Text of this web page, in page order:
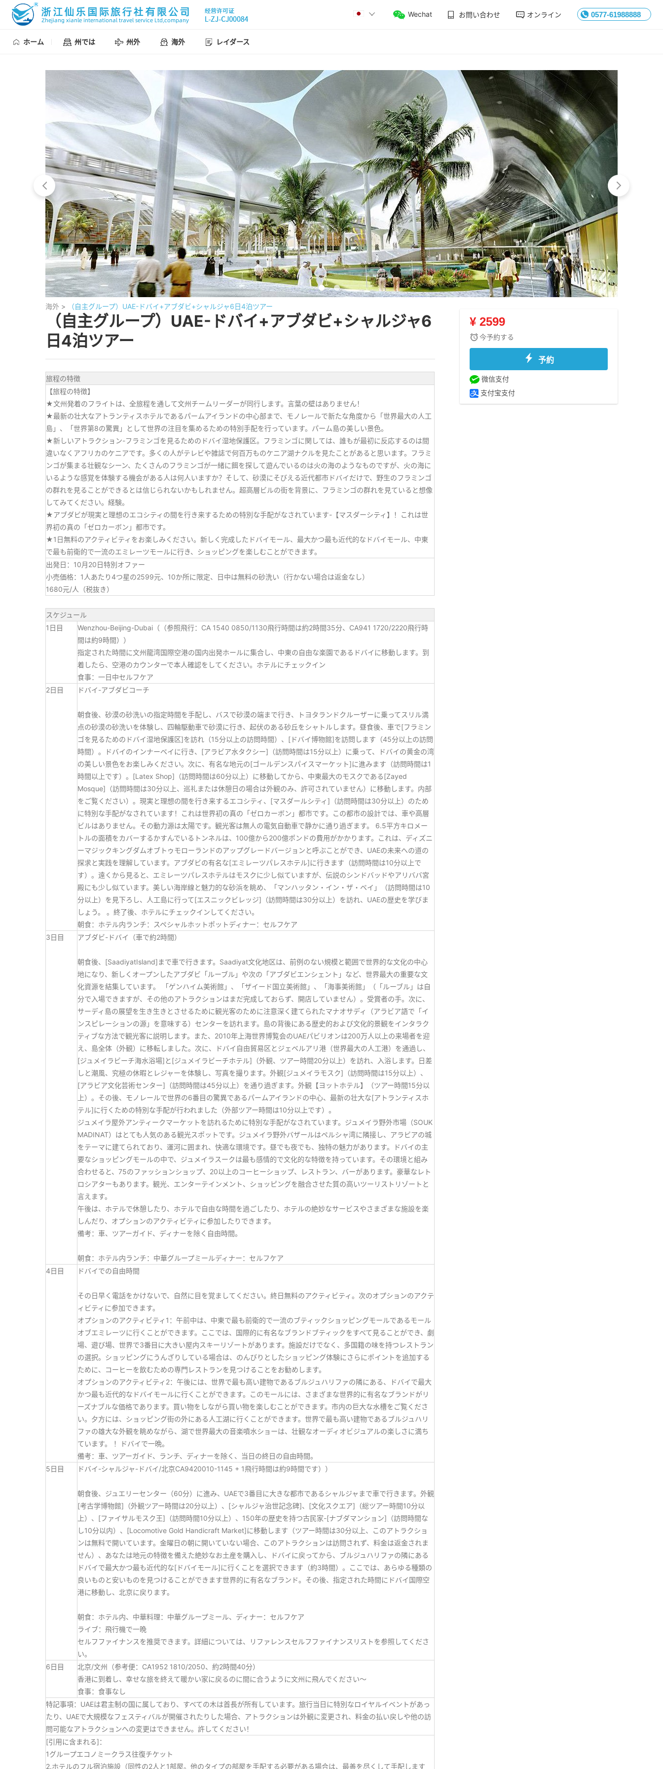
Wechat お問い合わせ オンライン 0577-61988888
ホーム 州では 州外 海外 レイダース
海外 > （自主グループ）UAE-ドバイ+アブダビ+シャルジャ6日4泊ツアー
（自主グループ）UAE-ドバイ+アブダビ+シャルジャ6
日4泊ツアー
旅程の特徴
【旅程の特徴】
★文州発着のフライトは、全旅程を通して文州チームリーダーが同行します。言葉の壁はありません！
★最新の壮大なアトランティスホテルであるパームアイランドの中心部まで、モノレールで新たな角度から「世界最大の人工
島」、「世界第8の驚異」として世界の注目を集めるための特別手配を行っています。パーム島の美しい景色。
★新しいアトラクション-フラミンゴを見るためのドバイ湿地保護区。フラミンゴに関しては、誰もが最初に反応するのは間
違いなくアフリカのケニアです。多くの人がテレビや雑誌で何百万ものケニア湖ナクルを見たことがあると思います。フラミ
ンゴが集まる壮観なシーン、たくさんのフラミンゴが一緒に餌を探して遊んでいるのは火の海のようなものですが、火の海に
いるような感覚を体験する機会がある人は何人いますか？そして、砂漠にそびえる近代都市ドバイだけで、野生のフラミンゴ
の群れを見ることができるとは信じられないかもしれません。超高層ビルの街を背景に、フラミンゴの群れを見ていると想像
してみてください。経験。
★アブダビが現実と理想のエコシティの間を行き来するための特別な手配がなされています-【マスダーシティ】！これは世
界初の真の「ゼロカーボン」都市です。
★1日無料のアクティビティをお楽しみください。新しく完成したドバイモール、最大かつ最も近代的なドバイモール、中東
で最も前衛的で一流のエミレーツモールに行き、ショッピングを楽しむことができます。
出発日：10月20日特別オファー
小売価格：1人あたり4つ星の2599元、10か所に限定、日中は無料の砂洗い（行かない場合は返金なし）
1680元/人（税抜き）
スケジュール
1日目
Wenzhou-Beijing-Dubai（（参照飛行：CA 1540 0850/1130飛行時間は約2時間35分、CA941 1720/2220飛行時
間は約9時間））
指定された時間に文州龍湾国際空港の国内出発ホールに集合し、中東の自由な楽園であるドバイに移動します。到
着したら、空港のカウンターで本人確認をしてください。ホテルにチェックイン
食事：一日中セルフケア
2日目
ドバイ-アブダビコーチ
朝食後、砂漠の砂洗いの指定時間を手配し、バスで砂漠の端まで行き、トヨタランドクルーザーに乗ってスリル満
点の砂漠の砂洗いを体験し、四輪駆動車で砂漠に行き、起伏のある砂丘をシャトルします。昼食後、車で[フラミン
ゴを見るためのドバイ湿地保護区]を訪れ（15分以上の訪問時間）、[ドバイ博物館]を訪問します（45分以上の訪問
時間）。ドバイのインナーベイに行き、[アラビア水タクシー]（訪問時間は15分以上）に乗って、ドバイの黄金の湾
の美しい景色をお楽しみください。次に、有名な地元の[ゴールデンスパイスマーケット]に進みます（訪問時間は1
時間以上です）。[Latex Shop]（訪問時間は60分以上）に移動してから、中東最大のモスクである[Zayed
Mosque]（訪問時間は30分以上、巡礼または休憩日の場合は外観のみ、許可されていません）に移動します。内部
をご覧ください）。現実と理想の間を行き来するエコシティ、[マスダールシティ]（訪問時間は30分以上）のため
に特別な手配がなされています！これは世界初の真の「ゼロカーボン」都市です。この都市の設計では、車や高層
ビルはありません。その動力源は太陽です。観光客は無人の電気自動車で静かに通り過ぎます。 6.5平方キロメー
トルの面積をカバーするかすんでいるトンネルは、100億から200億ポンドの費用がかかります。これは、ディズニ
ーマジックキングダムオブトゥモローランドのアップグレードバージョンと呼ぶことができ、UAEの未来への道の
探求と実践を理解しています。アブダビの有名な[エミレーツパレスホテル]に行きます（訪問時間は10分以上で
す）。遠くから見ると、エミレーツパレスホテルはモスクに少し似ていますが、伝説のシンドバッドやアリババ宮
殿にも少し似ています。美しい海岸線と魅力的な砂浜を眺め、「マンハッタン・イン・ザ・ベイ」（訪問時間は10
分以上）を見下ろし、人工島に行って[エスニックビレッジ]（訪問時間は30分以上）を訪れ、UAEの歴史を学びま
しょう。 。終了後、ホテルにチェックインしてください。
朝食：ホテル内ランチ：スペシャルホットポットディナー：セルフケア
3日目
アブダビ-ドバイ（車で約2時間）
朝食後、[SaadiyatIsland]まで車で行きます。Saadiyat文化地区は、前例のない規模と範囲で世界的な文化の中心
地になり、新しくオープンしたアブダビ「ルーブル」や次の「アブダビエンシェント」など、世界最大の重要な文
化資源を結集しています。 「ゲンハイム美術館」、「ザイード国立美術館」、「海事美術館」（「ルーブル」は自
分で入場できますが、その他のアトラクションはまだ完成しておらず、開店していません）。受賞者の手。次に、
サーディ島の展望を生き生きとさせるために観光客のために注意深く建てられたマナオサディ（アラビア語で「イ
ンスピレーションの源」を意味する）センターを訪れます。島の背後にある歴史的および文化的景観をインタラク
ティブな方法で観光客に説明します。また、2010年上海世界博覧会のUAEパビリオンは200万人以上の来場者を迎
え、島全体（外観）に移転しました。次に、ドバイ自由貿易区とジェベルアリ港（世界最大の人工港）を通過し、
[ジュメイラビーチ海水浴場]と[ジュメイラビーチホテル]（外観、ツアー時間20分以上）を訪れ、入浴します。日差
しと潮風、究極の休暇とレジャーを体験し、写真を撮ります。外観[ジュメイラモスク]（訪問時間は15分以上）、
[アラビア文化芸術センター]（訪問時間は45分以上）を通り過ぎます。外観【ヨットホテル】（ツアー時間15分以
上）。その後、モノレールで世界の6番目の驚異であるパームアイランドの中心、最新の壮大な[アトランティスホ
テル]に行くための特別な手配が行われました（外部ツアー時間は10分以上です）。
ジュメイラ屋外アンティークマーケットを訪れるために特別な手配がなされています。ジュメイラ野外市場（SOUK
MADINAT）はとても人気のある観光スポットです。ジュメイラ野外バザールはペルシャ湾に隣接し、アラビアの城
をテーマに建てられており、運河に囲まれ、快適な環境です。昼でも夜でも、独特の魅力があります。ドバイの主
要なショッピングモールの中で、ジュメイラスークは最も感情的で文化的な特徴を持っています。その環境と組み
合わせると、75のファッションショップ、20以上のコーヒーショップ、レストラン、バーがあります。豪華なレト
ロシアターもあります。観光、エンターテインメント、ショッピングを融合させた質の高いツーリストリゾートと
言えます。
午後は、ホテルで休憩したり、ホテルで自由な時間を過ごしたり、ホテルの絶妙なサービスやさまざまな施設を楽
しんだり、オプションのアクティビティに参加したりできます。
備考：車、ツアーガイド、ディナーを除く自由時間。
朝食：ホテル内ランチ：中華グループミールディナー：セルフケア
4日目
ドバイでの自由時間
その日早く電話をかけないで、自然に目を覚ましてください。終日無料のアクティビティ。次のオプションのアクテ
ィビティに参加できます。
オプションのアクティビティ1：午前中は、中東で最も前衛的で一流のブティックショッピングモールであるモール
オブエミレーツに行くことができます。ここでは、国際的に有名なブランドブティックをすべて見ることができ、劇
場、遊び場、世界で3番目に大きい屋内スキーリゾートがあります。施設だけでなく、多国籍の味を持つレストラン
の選択。ショッピングにうんざりしている場合は、のんびりとしたショッピング体験にさらにポイントを追加する
ために、コーヒーを飲むための専門レストランを見つけることをお勧めします。
オプションのアクティビティ2：午後には、世界で最も高い建物であるブルジュハリファの隣にある、ドバイで最大
かつ最も近代的なドバイモールに行くことができます。このモールには、さまざまな世界的に有名なブランドがリ
ーズナブルな価格であります。買い物をしながら買い物を楽しむことができます。市内の巨大な水槽をご覧くださ
い。夕方には、ショッピング街の外にある人工湖に行くことができます。世界で最も高い建物であるブルジュハリ
ファの雄大な外観を眺めながら、湖で世界最大の音楽噴水ショーは、壮観なオーディオビジュアルの楽しさに満ち
ています。 ！ドバイで一晩。
備考：車、ツアーガイド、ランチ、ディナーを除く、当日の終日の自由時間。
5日目
ドバイ-シャルジャ-ドバイ/北京CA9420010-1145 + 1飛行時間は約9時間です））
朝食後、ジュエリーセンター（60分）に進み、UAEで3番目に大きな都市であるシャルジャまで車で行きます。外観
[考古学博物館]（外観ツアー時間は20分以上）、[シャルジャ治世記念碑]、[文化スクエア]（総ツアー時間10分以
上）、[ファイサルモスク王]（訪問時間10分以上）、150年の歴史を持つ古民家-[ナブダマンション]（訪問時間な
し10分以内）、[Locomotive Gold Handicraft Market]に移動します（ツアー時間は30分以上、このアトラクショ
ンは無料で開いています。金曜日の朝に開いていない場合、このアトラクションは訪問されず、料金は返金されま
せん）、あなたは地元の特徴を備えた絶妙なお土産を購入し、ドバイに戻ってから、ブルジュハリファの隣にある
ドバイで最大かつ最も近代的な[ドバイモール]に行くことを選択できます（約3時間）。ここでは、あらゆる種類の
良いものと安いものを見つけることができます世界的に有名なブランド。その後、指定された時間にドバイ国際空
港に移動し、北京に戻ります。
朝食：ホテル内、中華料理：中華グループミール、ディナー：セルフケア
ライブ：飛行機で一晩
セルフファイナンスを推奨できます。詳細については、リファレンスセルフファイナンスリストを参照してくださ
い。
6日目
北京/文州（参考便：CA1952 1810/2050、約2時間40分）
香港に到着し、幸せな旅を終えて暖かい家に戻るのに間に合うように文州に飛んでください〜
食事：食事なし
特記事項：UAEは君主制の国に属しており、すべての木は首長が所有しています。旅行当日に特別なロイヤルイベントがあっ
たり、UAEで大規模なフェスティバルが開催されたりした場合、アトラクションは外観に変更され、料金の払い戻しや他の訪
問可能なアトラクションへの変更はできません。許してください！
[引用に含まれる]：
1グループエコノミークラス往復チケット
2.ホテルのフル宿泊施設（同性の2人と1部屋。他のタイプの部屋を手配する必要がある場合は、最善を尽くして手配します
¥ 2599
今予約する
予約
微信支付
支付宝支付